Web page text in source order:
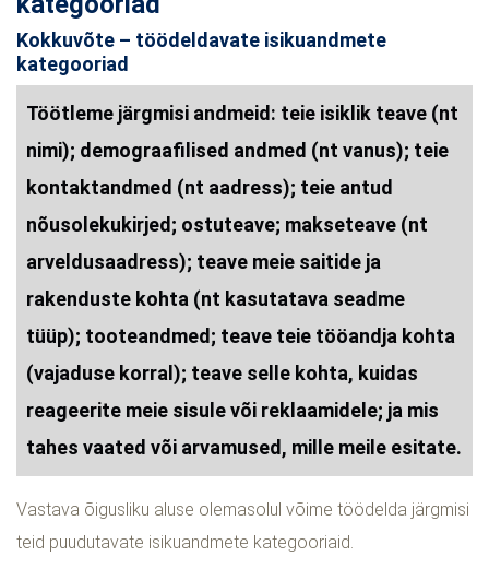
Kokkuvõte – töödeldavate isikuandmete
kategooriad
Töötleme järgmisi andmeid: teie isiklik teave (nt
nimi); demograafilised andmed (nt vanus); teie
kontaktandmed (nt aadress); teie antud
nõusolekukirjed; ostuteave; makseteave (nt
arveldusaadress); teave meie saitide ja
rakenduste kohta (nt kasutatava seadme
tüüp); tooteandmed; teave teie tööandja kohta
(vajaduse korral); teave selle kohta, kuidas
reageerite meie sisule või reklaamidele; ja mis
tahes vaated või arvamused, mille meile esitate.
Vastava õigusliku aluse olemasolul võime töödelda järgmisi
teid puudutavate isikuandmete kategooriaid.